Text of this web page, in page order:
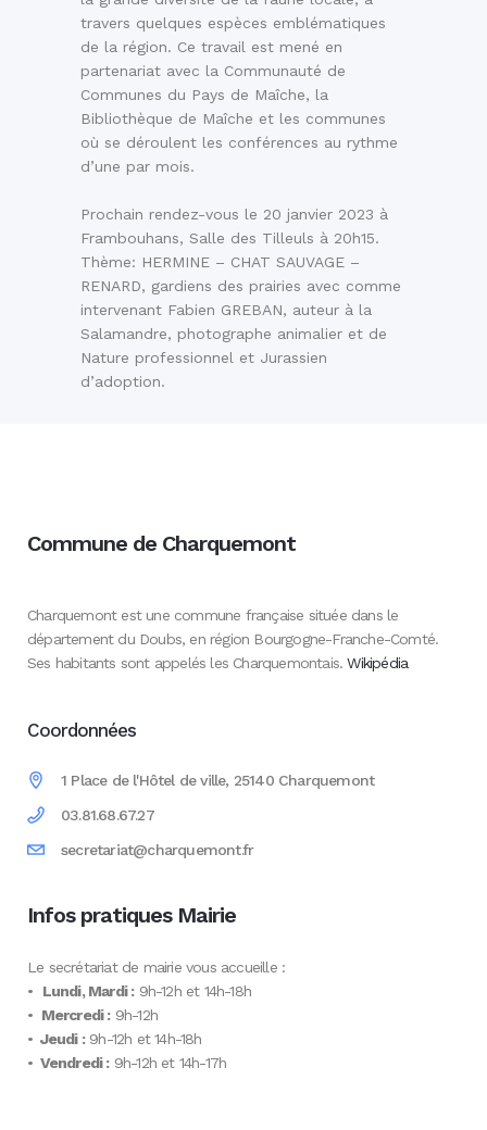
travers quelques espèces emblématiques
de la région. Ce travail est mené en
partenariat avec la Communauté de
Communes du Pays de Maîche, la
Bibliothèque de Maîche et les communes
où se déroulent les conférences au rythme
d’une par mois.
Prochain rendez-vous le 20 janvier 2023 à
Frambouhans, Salle des Tilleuls à 20h15.
Thème: HERMINE – CHAT SAUVAGE –
RENARD, gardiens des prairies avec comme
intervenant Fabien GREBAN, auteur à la
Salamandre, photographe animalier et de
Nature professionnel et Jurassien
d’adoption.
Commune de Charquemont
Charquemont est une commune française située dans le
département du Doubs, en région Bourgogne-Franche-Comté.
Ses habitants sont appelés les Charquemontais.Wikipédia
Coordonnées
1 Place de l'Hôtel de ville, 25140 Charquemont
03.81.68.67.27
secretariat@charquemont.fr
Infos pratiques Mairie
Le secrétariat de mairie vous accueille :
• Lundi, Mardi :9h-12h et 14h-18h
• Mercredi :9h-12h
• Jeudi :9h-12h et 14h-18h
• Vendredi :9h-12h et 14h-17h